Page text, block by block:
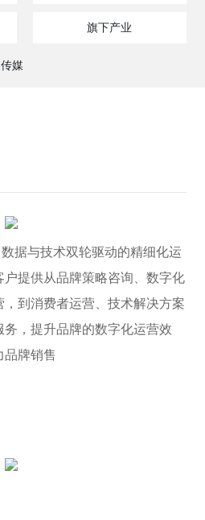
旗下产业
媒
与技术双轮驱动的精细化运
提供从品牌策略咨询、数字化
到消费者运营、技术解决方案
，提升品牌的数字化运营效
品牌销售